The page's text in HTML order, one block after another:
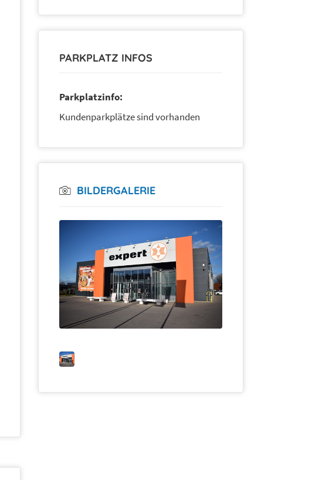
PARKPLATZ INFOS
Parkplatzinfo:
Kundenparkplätze sind vorhanden
BILDERGALERIE